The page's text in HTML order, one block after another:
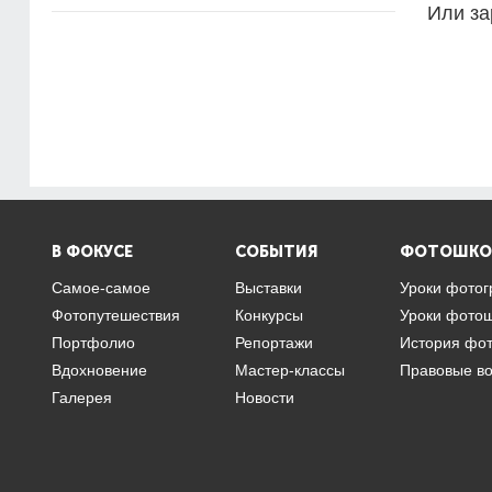
Или
В ФОКУСЕ
Самое-самое
Фотопутешествия
Портфолио
Вдохновение
Галерея
СОБЫТИЯ
Выставки
Конкурсы
Репортажи
Мастер-классы
Новости
Уроки
Уроки
История
Правовые